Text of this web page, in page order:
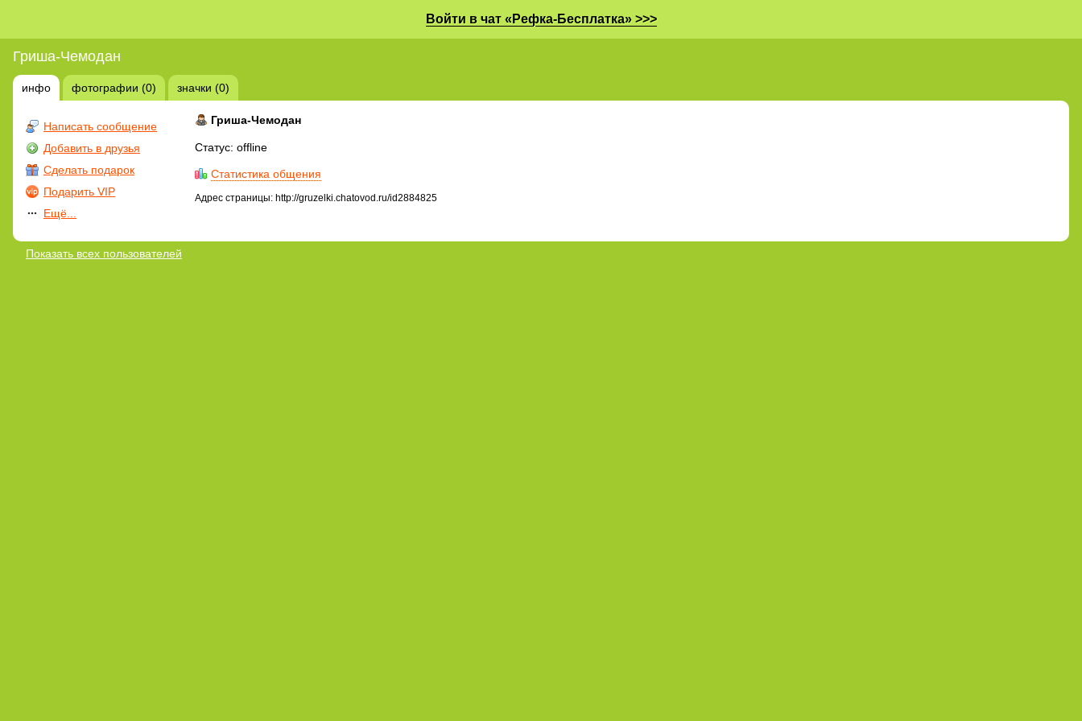
Войти в чат «Рефка-Бесплатка» >>>
Гриша-Чемодан
инфо фотографии (0) значки (0)
Написать сообщение
Добавить в друзья
Сделать подарок
Подарить VIP
Ещё...
Гриша-Чемодан
Статус: offline
Статистика общения
Адрес страницы: http://gruzelki.chatovod.ru/id2884825
Показать всех пользователей